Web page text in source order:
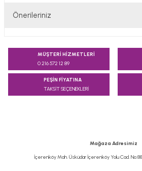
Önerileriniz
konularda yetersiz gördüğünüz
kullanarak tarafımıza iletebilirsiniz.
Ürün resmi kalitesiz, bozuk veya
MÜŞTERİ HİZMETLERİ
0 216 572 12 89
PEŞİN FİYATINA
TAKSİT SEÇENEKLERİ
Mağaza Adresimiz
İçerenköy Mah. Üsküdar İçerenköy Yolu Cad.